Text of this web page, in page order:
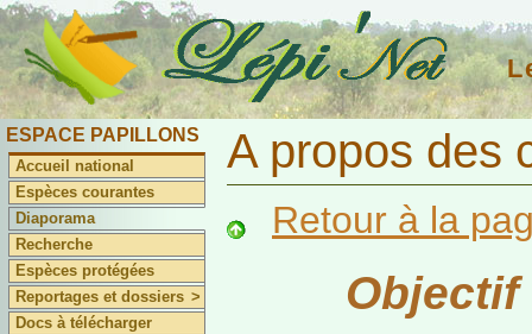
ESPACE PAPILLONS
Accueil national
Espèces courantes
Diaporama
Recherche
Espèces protégées
Reportages et dossiers >
Docs à télécharger
A propos des
Retour à la
Objectif